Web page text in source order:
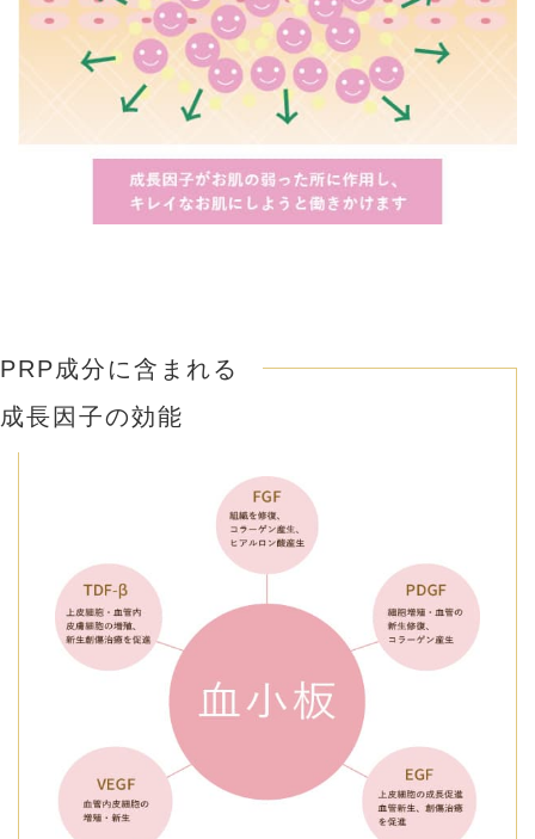
PRP成分に含まれる
成長因子の効能